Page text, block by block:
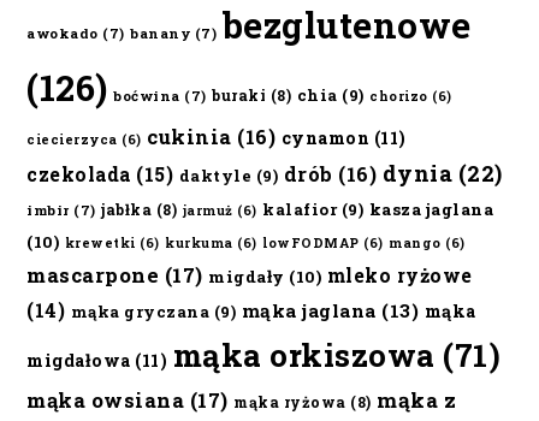
awokado (7) banany (7) bezglutenowe
(126) boćwina (7) buraki (8) chia (9) chorizo (6)
ciecierzyca (6) cukinia (16) cynamon (11)
czekolada (15) daktyle (9) drób (16) dynia (22)
imbir (7) jabłka (8) jarmuż (6) kalafior(9) kasza jaglana
(10) krewetki (6) kurkuma (6) lowFODMAP (6) mango (6)
mascarpone (17) migdały (10) mleko ryżowe
(14) mąka gryczana (9) mąka jaglana (13) mąka
migdałowa (11) mąka orkiszowa (71)
mąka owsiana (17) mąka ryżowa (8) mąka z